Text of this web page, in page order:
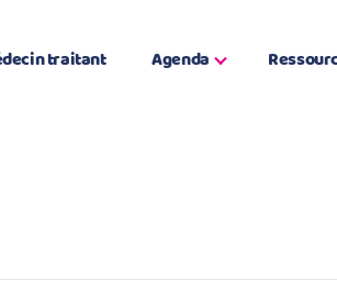
traitant Agenda